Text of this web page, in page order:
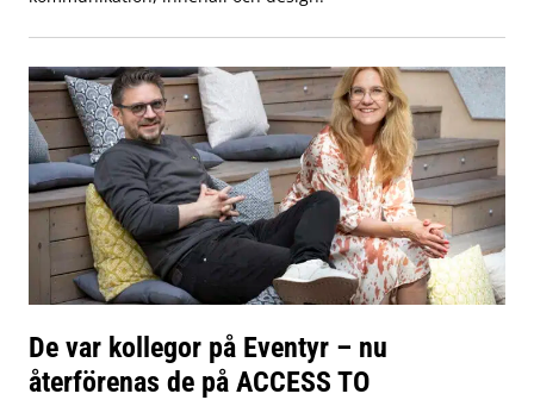
De var kollegor på Eventyr – nu
återförenas de på ACCESS TO